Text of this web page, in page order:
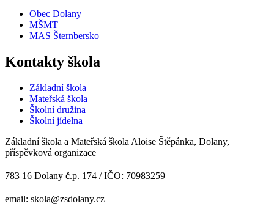
Obec Dolany
MŠMT
MAS Šternbersko
Kontakty škola
Základní škola
Mateřská škola
Školní družina
Školní jídelna
Základní škola a Mateřská škola Aloise Štěpánka, Dolany,
příspěvková organizace
783 16 Dolany č.p. 174 / IČO: 70983259
email: skola@zsdolany.cz